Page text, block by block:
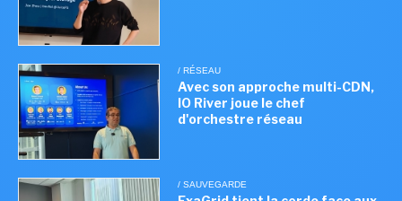
/ RÉSEAU
Avec son approche multi-CDN,
IO River joue le chef
d'orchestre réseau
/ SAUVEGARDE